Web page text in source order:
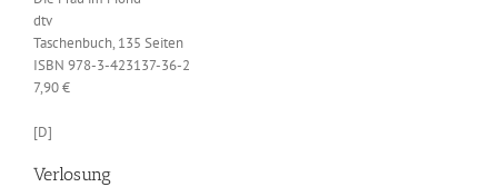
dtv
Taschenbuch, 135 Seiten
ISBN 978-3-423137-36-2
7,90 €
[D]
Verlosung